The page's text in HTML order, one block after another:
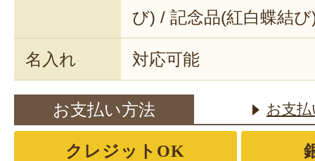
び) / 記念品(紅白蝶結び
名入れ 対応可能
お支払い方法 お支
クレジットOK